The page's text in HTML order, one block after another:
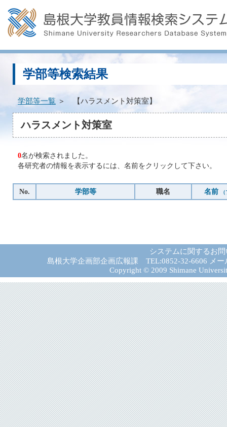
学部等検索結果
学部等一覧 ＞ 【ハラスメント対策室】
ハラスメント対策室
0名が検索されました。
各研究者の情報を表示するには、名前をクリックして下さい。
No. 学部等 職名 名前
システムに関するお
島根大学企画部企画広報課 TEL:0852-32-6606 メー
Copyright © 2009 Shimane